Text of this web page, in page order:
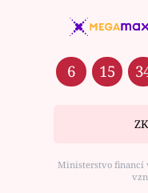
6 15
Ministerstvo financí